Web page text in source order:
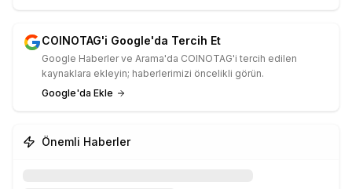
COINOTAG'i Google'da Tercih Et
Google Haberler ve Arama'da COINOTAG'i tercih edilen
kaynaklara ekleyin; haberlerimizi öncelikli görün.
Google'da Ekle
Önemli Haberler